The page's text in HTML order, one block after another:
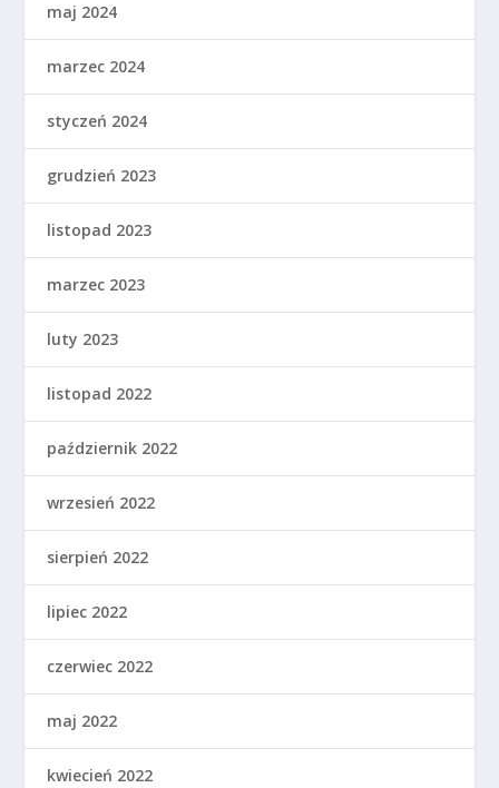
maj 2024
marzec 2024
styczeń 2024
grudzień 2023
listopad 2023
marzec 2023
luty 2023
listopad 2022
październik 2022
wrzesień 2022
sierpień 2022
lipiec 2022
czerwiec 2022
maj 2022
kwiecień 2022